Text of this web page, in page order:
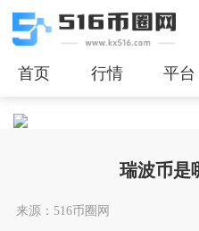
首页 行情 平台
瑞波币是
来源：516币圈网